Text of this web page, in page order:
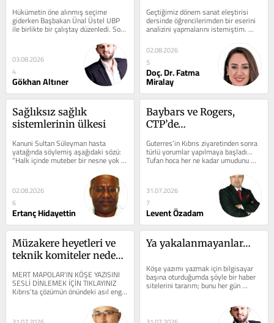
Hükümetin öne alınmış seçime
giderken Başbakan Ünal Üstel UBP
ile birlikte bir çalıştay düzenledi. Son
derece önemli işlere imza...
03.08.2026
4
Gökhan Altıner
Geçtiğimiz dönem sanat eleştirisi
dersinde öğrencilerimden bir eserini
analizini yapmalarını istemiştim.
Projeleri okurken bir tanesinde...
02.08.2026
5
Doç. Dr. Fatma
Miralay
Sağlıksız sağlık
sistemlerinin ülkesi
Kanuni Sultan Süleyman hasta
yatağında söylemiş aşağıdaki sözü:
“Halk içinde muteber bir nesne yok
devlet gibi, olmaya devlet cihanda,...
02.08.2026
6
Ertanç Hidayettin
Baybars ve Rogers,
CTP’de…
Guterres’in Kıbrıs ziyaretinden sonra
türlü yorumlar yapılmaya başladı…
Tufan hoca her ne kadar umudunu
31.07.2026
7
Levent Özadam
Müzakere heyetleri ve
teknik komiteler neden
MERT MAPOLAR’IN KÖŞE YAZISINI
SESLİ DİNLEMEK İÇİN TIKLAYINIZ
Kıbrıs'ta çözümün önündeki asıl engel
ne? Müzakere masalarının...
Ya yakalanmayanlar…
Köşe yazımı yazmak için bilgisayar
başına oturduğumda şöyle bir haber
sitelerini tararım; bunu her gün
yaparım. Kaçak yakalanmadığı...